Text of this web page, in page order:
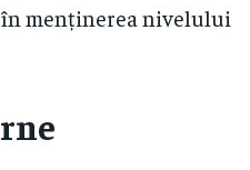
menținerea nivelului